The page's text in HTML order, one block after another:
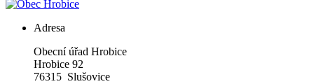
Adresa
Obecní úřad Hrobice
Hrobice 92
76315 Slušovice